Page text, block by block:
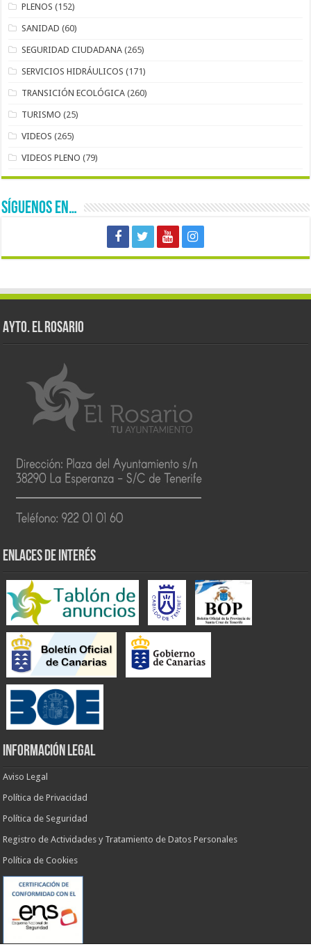
PLENOS (152)
SANIDAD (60)
SEGURIDAD CIUDADANA (265)
SERVICIOS HIDRÁULICOS (171)
TRANSICIÓN ECOLÓGICA (260)
TURISMO (25)
VIDEOS (265)
VIDEOS PLENO (79)
SÍGUENOS EN…
AYTO. EL ROSARIO
ENLACES DE INTERÉS
INFORMACIÓN LEGAL
Aviso Legal
Política de Privacidad
Política de Seguridad
Registro de Actividades y Tratamiento de Datos Personales
Política de Cookies